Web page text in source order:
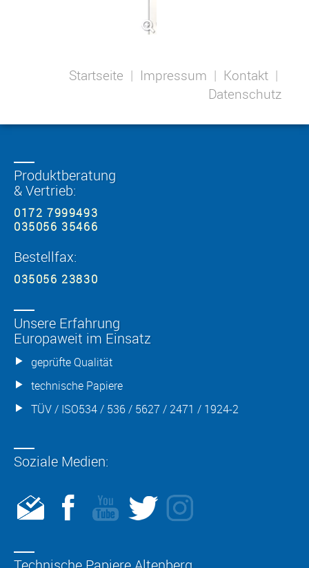
Startseite | Impressum | Kontakt |
Datenschutz
Produktberatung
& Vertrieb:
0172 7999493
035056 35466
Bestellfax:
035056 23830
Unsere Erfahrung
Europaweit im Einsatz
geprüfte Qualität
technische Papiere
TÜV / ISO534 / 536 / 5627 / 2471 / 1924-2
Soziale Medien: